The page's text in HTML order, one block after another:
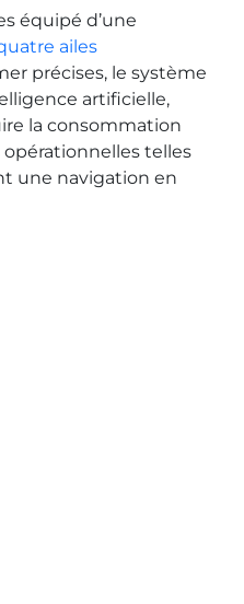
équipé d’une
ailes
précises, le système
artificielle,
la consommation
telles
une navigation en